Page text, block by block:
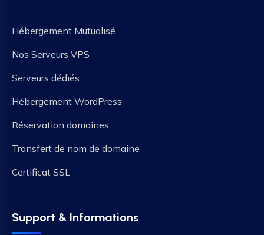
Hébergement Mutualisé
Nos Serveurs VPS
Serveurs dédiés
Hébergement WordPress
Réservation domaines
Transfert de nom de domaine
Certificat SSL
Support & Informations